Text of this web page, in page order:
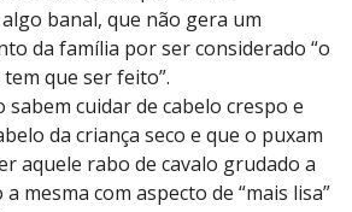
banal, que não gera um
da família por ser considerado “o
tem que ser feito”.
sabem cuidar de cabelo crespo e
da criança seco e que o puxam
aquele rabo de cavalo grudado a
mesma com aspecto de “mais lisa”